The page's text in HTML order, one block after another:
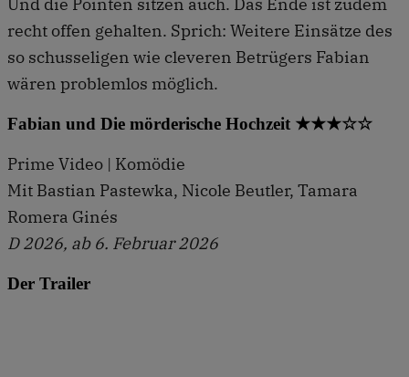
recht offen gehalten. Sprich: Weitere Einsätze des
so schusseligen wie cleveren Betrügers Fabian
wären problemlos möglich.
Fabian und Die mörderische Hochzeit ★★★☆☆
Prime Video | Komödie
Mit Bastian Pastewka, Nicole Beutler, Tamara
Romera Ginés
D 2026, ab 6. Februar 2026
Der Trailer